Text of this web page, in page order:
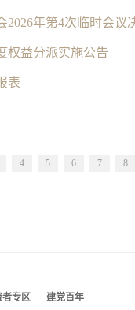
2026年第4次临时会议
权益分派实施公告
表
4 5 6 7 8
者专区 建党百年